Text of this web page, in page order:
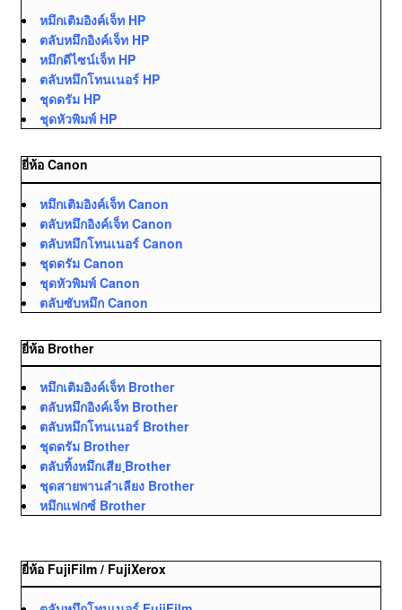
หมึกเติมอิงค์เจ็ท HP
ตลับหมึกอิงค์เจ็ท HP
หมึกดีไซน์เจ็ท HP
ตลับหมึกโทนเนอร์ HP
ชุดดรัม HP
ชุดหัวพิมพ์ HP
ยี่ห้อ Canon
หมึกเติมอิงค์เจ็ท Canon
ตลับหมึกอิงค์เจ็ท Canon
ตลับหมึกโทนเนอร์ Canon
ชุดดรัม Canon
ชุดหัวพิมพ์ Canon
ตลับซับหมึก Canon
ยี่ห้อ Brother
หมึกเติมอิงค์เจ็ท Brother
ตลับหมึกอิงค์เจ็ท Brother
ตลับหมึกโทนเนอร์ Brother
ชุดดรัม Brother
ตลับทิ้งหมึกเสีย ฺBrother
ชุดสายพานลำเลียง Brother
หมึกแฟกซ์ Brother
ยี่ห้อ FujiFilm / FujiXerox